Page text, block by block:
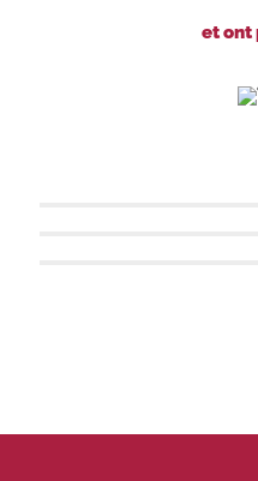
et ont